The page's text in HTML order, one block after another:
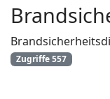
Zugriffe 557